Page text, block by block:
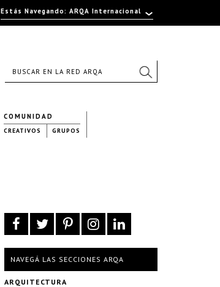
COMUNIDAD
CREATIVOS GRUPOS
NAVEGÁ LAS SECCIONES ARQA
ARQUITECTURA
Estás Navegando: ARQA Internacional